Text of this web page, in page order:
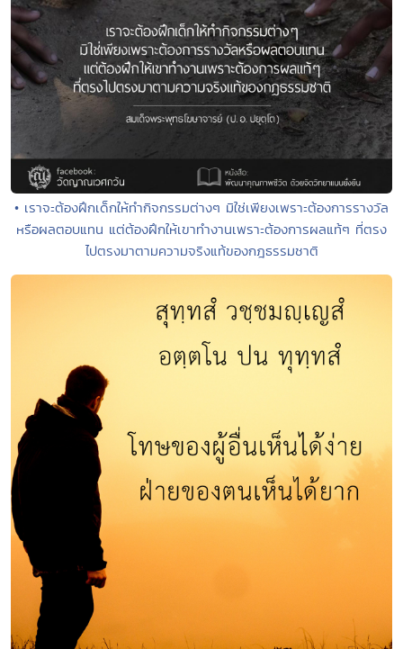
• เราจะต้องฝึกเด็กให้ทำกิจกรรมต่างๆ มิใช่เพียงเพราะต้องการรางวัล
หรือผลตอบแทน แต่ต้องฝึกให้เขาทำงานเพราะต้องการผลแท้ๆ ที่ตรง
ไปตรงมาตามความจริงแท้ของกฎธรรมชาติ